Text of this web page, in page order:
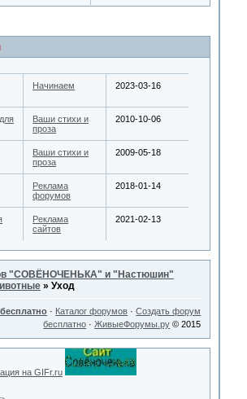
Начинаем 2023-03-16
Ваши стихи и
проза
2010-10-06
Ваши стихи и
проза
2009-05-18
Реклама
форумов
2018-01-14
Реклама
сайтов
2021-02-13
"СОВЁНОЧЕНЬКА" и "Настюшин"
» Уход
· Каталог форумов ·Создать форум
бесплатно ·ЖивыеФорумы.ру © 2015